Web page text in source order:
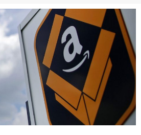
GTA VI poate fi precomandat oficial. Rockstar dezvăluie edițiile oficiale și bonusurile pe care le primești